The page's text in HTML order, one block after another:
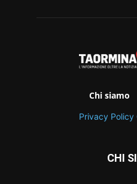
Chi siamo
Privacy Policy
CHI